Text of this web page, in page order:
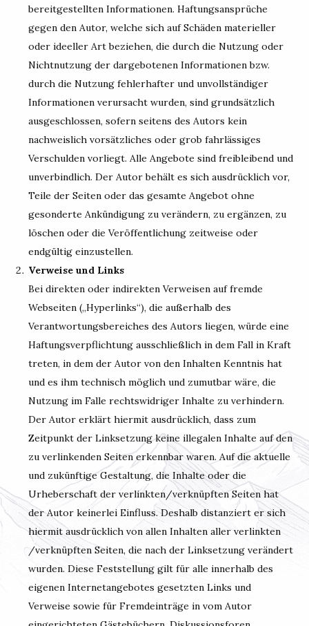
bereitgestellten Informationen. Haftungsansprüche
gegen den Autor, welche sich auf Schäden materieller
oder ideeller Art beziehen, die durch die Nutzung oder
Nichtnutzung der dargebotenen Informationen bzw.
durch die Nutzung fehlerhafter und unvollständiger
Informationen verursacht wurden, sind grundsätzlich
ausgeschlossen, sofern seitens des Autors kein
nachweislich vorsätzliches oder grob fahrlässiges
Verschulden vorliegt. Alle Angebote sind freibleibend und
unverbindlich. Der Autor behält es sich ausdrücklich vor,
Teile der Seiten oder das gesamte Angebot ohne
gesonderte Ankündigung zu verändern, zu ergänzen, zu
löschen oder die Veröffentlichung zeitweise oder
endgültig einzustellen.
Verweise und Links
Bei direkten oder indirekten Verweisen auf fremde
Webseiten („Hyperlinks“), die außerhalb des
Verantwortungsbereiches des Autors liegen, würde eine
Haftungsverpflichtung ausschließlich in dem Fall in Kraft
treten, in dem der Autor von den Inhalten Kenntnis hat
und es ihm technisch möglich und zumutbar wäre, die
Nutzung im Falle rechtswidriger Inhalte zu verhindern.
Der Autor erklärt hiermit ausdrücklich, dass zum
Zeitpunkt der Linksetzung keine illegalen Inhalte auf den
zu verlinkenden Seiten erkennbar waren. Auf die aktuelle
und zukünftige Gestaltung, die Inhalte oder die
Urheberschaft der verlinkten/verknüpften Seiten hat
der Autor keinerlei Einfluss. Deshalb distanziert er sich
hiermit ausdrücklich von allen Inhalten aller verlinkten
/verknüpften Seiten, die nach der Linksetzung verändert
wurden. Diese Feststellung gilt für alle innerhalb des
eigenen Internetangebotes gesetzten Links und
Verweise sowie für Fremdeinträge in vom Autor